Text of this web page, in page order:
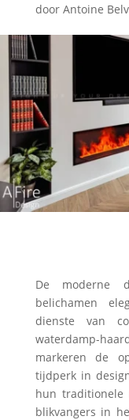
door Antoine
De moderne
belichamen
dienste van
waterdamp-
markeren de
tijdperk in
hun traditionele
blikvangers in